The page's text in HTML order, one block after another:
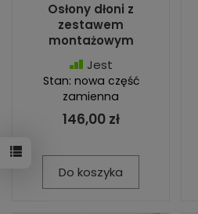
Osłony dłoni z
zestawem
montażowym
Jest
Stan: nowa część
zamienna
146,00 zł
Do koszyka